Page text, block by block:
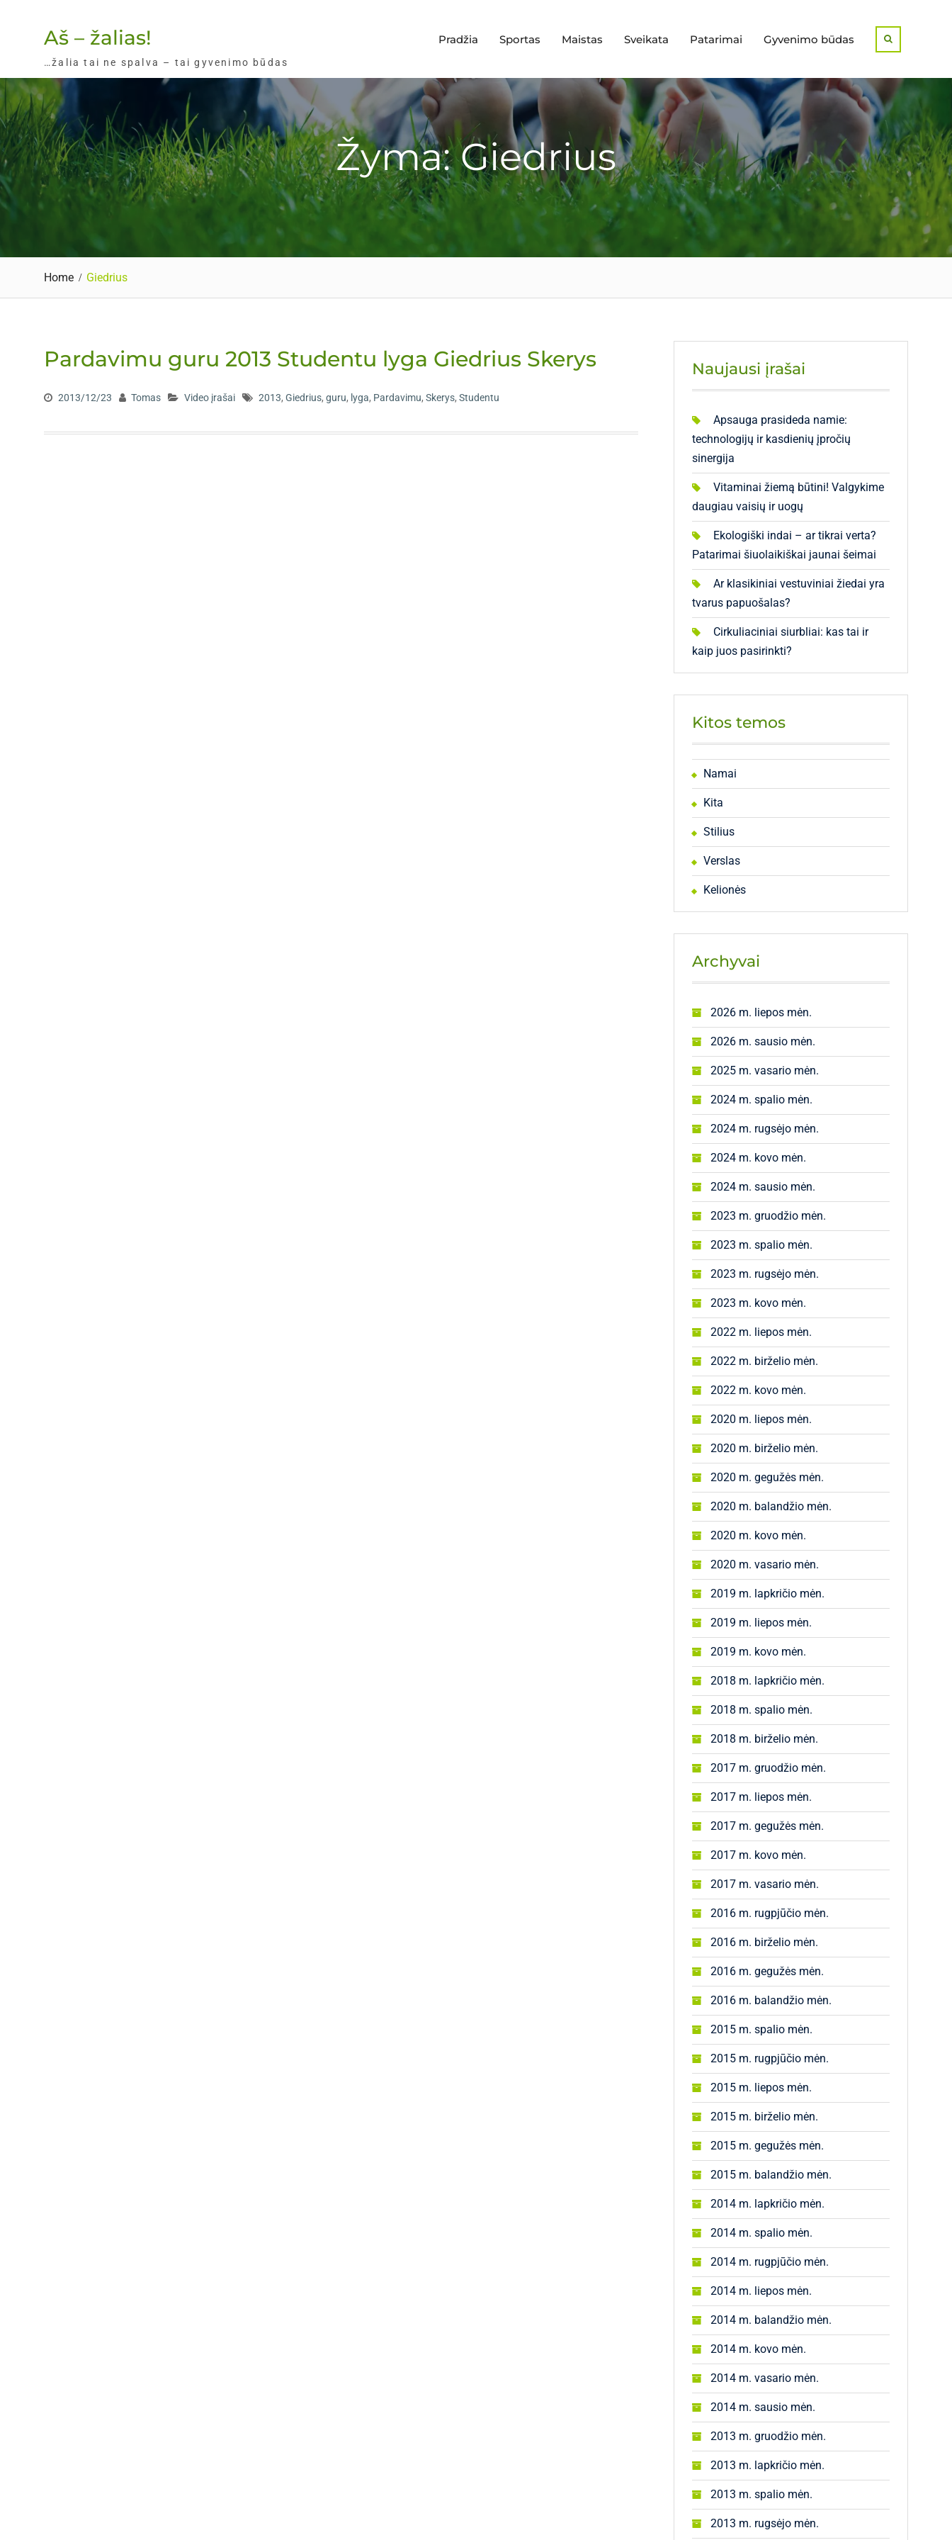
Aš – žalias!
…žalia tai ne spalva – tai gyvenimo būdas
Pradžia Sportas Maistas Sveikata Patarimai Gyvenimo būdas
Žyma: Giedrius
Home Giedrius
Pardavimu guru 2013 Studentu lyga Giedrius Skerys
2013/12/23 Tomas Video įrašai 2013, Giedrius, guru, lyga, Pardavimu, Skerys, Studentu
Naujausi įrašai
Apsauga prasideda namie:
technologijų ir kasdienių įpročių
sinergija
Vitaminai žiemą būtini! Valgykime
daugiau vaisių ir uogų
Ekologiški indai – ar tikrai verta?
Patarimai šiuolaikiškai jaunai šeimai
Ar klasikiniai vestuviniai žiedai yra
tvarus papuošalas?
Cirkuliaciniai siurbliai: kas tai ir
kaip juos pasirinkti?
Kitos temos
Namai
Kita
Stilius
Verslas
Kelionės
Archyvai
2026 m. liepos mėn.
2026 m. sausio mėn.
2025 m. vasario mėn.
2024 m. spalio mėn.
2024 m. rugsėjo mėn.
2024 m. kovo mėn.
2024 m. sausio mėn.
2023 m. gruodžio mėn.
2023 m. spalio mėn.
2023 m. rugsėjo mėn.
2023 m. kovo mėn.
2022 m. liepos mėn.
2022 m. birželio mėn.
2022 m. kovo mėn.
2020 m. liepos mėn.
2020 m. birželio mėn.
2020 m. gegužės mėn.
2020 m. balandžio mėn.
2020 m. kovo mėn.
2020 m. vasario mėn.
2019 m. lapkričio mėn.
2019 m. liepos mėn.
2019 m. kovo mėn.
2018 m. lapkričio mėn.
2018 m. spalio mėn.
2018 m. birželio mėn.
2017 m. gruodžio mėn.
2017 m. liepos mėn.
2017 m. gegužės mėn.
2017 m. kovo mėn.
2017 m. vasario mėn.
2016 m. rugpjūčio mėn.
2016 m. birželio mėn.
2016 m. gegužės mėn.
2016 m. balandžio mėn.
2015 m. spalio mėn.
2015 m. rugpjūčio mėn.
2015 m. liepos mėn.
2015 m. birželio mėn.
2015 m. gegužės mėn.
2015 m. balandžio mėn.
2014 m. lapkričio mėn.
2014 m. spalio mėn.
2014 m. rugpjūčio mėn.
2014 m. liepos mėn.
2014 m. balandžio mėn.
2014 m. kovo mėn.
2014 m. vasario mėn.
2014 m. sausio mėn.
2013 m. gruodžio mėn.
2013 m. lapkričio mėn.
2013 m. spalio mėn.
2013 m. rugsėjo mėn.